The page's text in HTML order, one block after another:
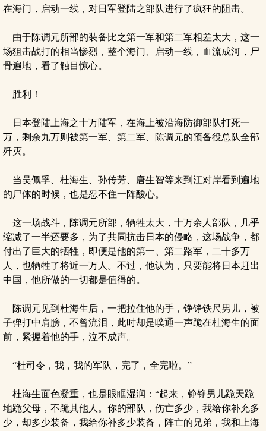
在海门，启动一线，对日军登陆之部队进行了疯狂的阻击。
由于陈调元所部的装备比之第一军和第二军相差太大，这一
场狙击战打的相当惨烈，整个海门、启动一线，血流成河，尸
骨遍地，看了触目惊心。
胜利！
日本登陆上海之十万陆军，在海上被沿海防御部队打死一
万，剩余九万则被第一军、第二军、陈调元的预备役总队全部
歼灭。
当吴佩孚、杜海生、孙传芳、唐生智等来到江对岸看到遍地
的尸体的时候，也是忍不住一阵酸心。
这一场战斗，陈调元所部，牺牲太大，十万余人部队，几乎
缩减了一半还要多，为了共同抗击日本的侵略，这场战争，都
付出了巨大的牺牲，即便是他的第一、第二路军，二十多万
人，也牺牲了将近一万人。不过，他认为，只要能将日本赶出
中国，他所做的一切都是值得的。
陈调元见到杜海生后，一把拉住他的手，铮铮铁尺男儿，被
子弹打中肩膀，不曾流泪，此时却是噗通一声跪在杜海生的面
前，紧握着他的手，泣不成声。
“杜司令，我，我的军队，完了，全完啦。”
杜海生面色凝重，也是眼眶湿润：“起来，铮铮男儿跪天跪
地跪父母，不跪其他人。你的部队，伤亡多少，我给你补充多
少，却多少装备，我给你补多少装备，阵亡的兄弟，我和上海